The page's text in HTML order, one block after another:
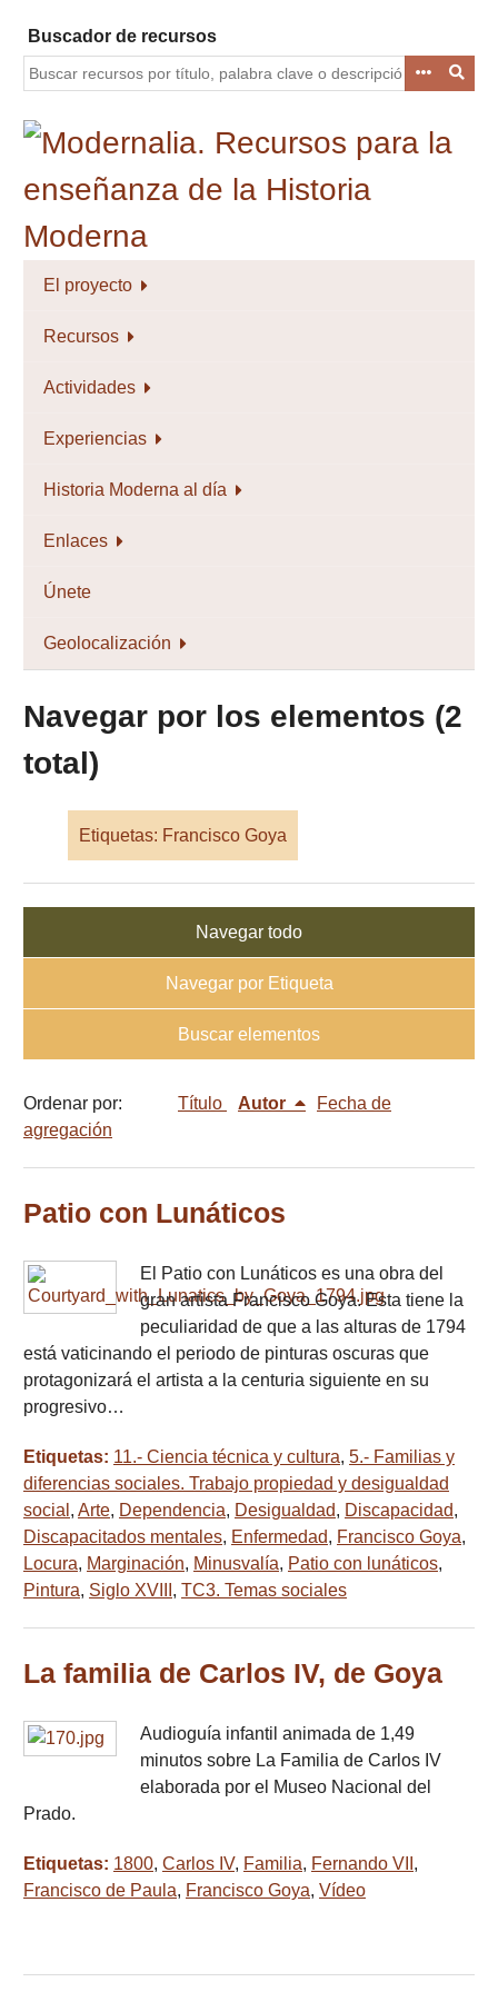
contenido
principal
Buscador de recursos
El proyecto
Recursos
Actividades
Experiencias
Historia Moderna al día
Enlaces
Únete
Geolocalización
Navegar por los elementos (2
total)
Etiquetas: Francisco Goya
Navegar todo
Navegar por Etiqueta
Buscar elementos
Ordenar por: Título Autor
Fecha de
agregación
Patio con Lunáticos
El Patio con Lunáticos es una obra del
gran artista Francisco Goya. Esta tiene la
peculiaridad de que a las alturas de 1794
está vaticinando el periodo de pinturas oscuras que
protagonizará el artista a la centuria siguiente en su
progresivo…
Etiquetas: 11.- Ciencia técnica y cultura, 5.- Familias y
diferencias sociales. Trabajo propiedad y desigualdad
social , Arte, Dependencia, Desigualdad, Discapacidad,
Discapacitados mentales, Enfermedad, Francisco Goya,
Locura, Marginación, Minusvalía, Patio con lunáticos,
Pintura, Siglo XVIII , TC3. Temas sociales
La familia de Carlos IV, de Goya
Audioguía infantil animada de 1,49
minutos sobre La Familia de Carlos IV
elaborada por el Museo Nacional del
Prado.
Etiquetas: 1800, Carlos IV, Familia, Fernando VII ,
Francisco de Paula, Francisco Goya, Vídeo